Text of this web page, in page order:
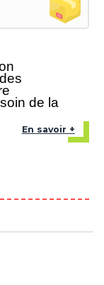
de la
En savoir +